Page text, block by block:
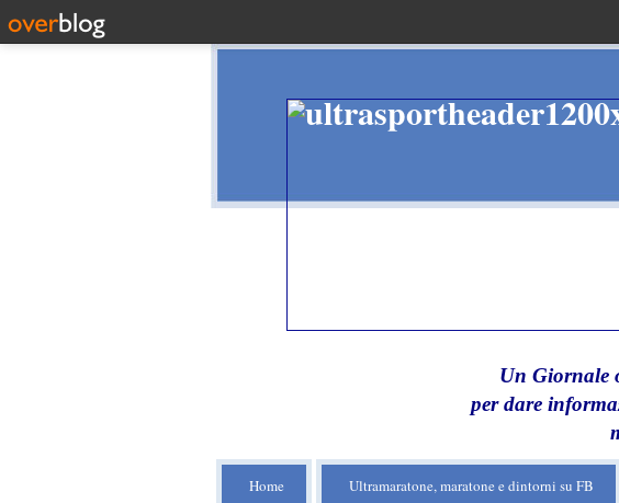
Un Giornale
per dare
Home Ultramaratone, maratone e dintorni su FB